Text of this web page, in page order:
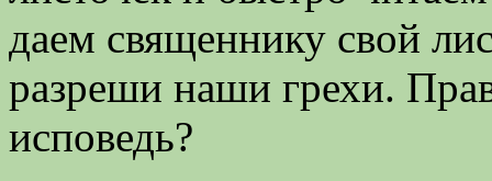
даем священнику свой
разреши наши грехи.
исповедь?